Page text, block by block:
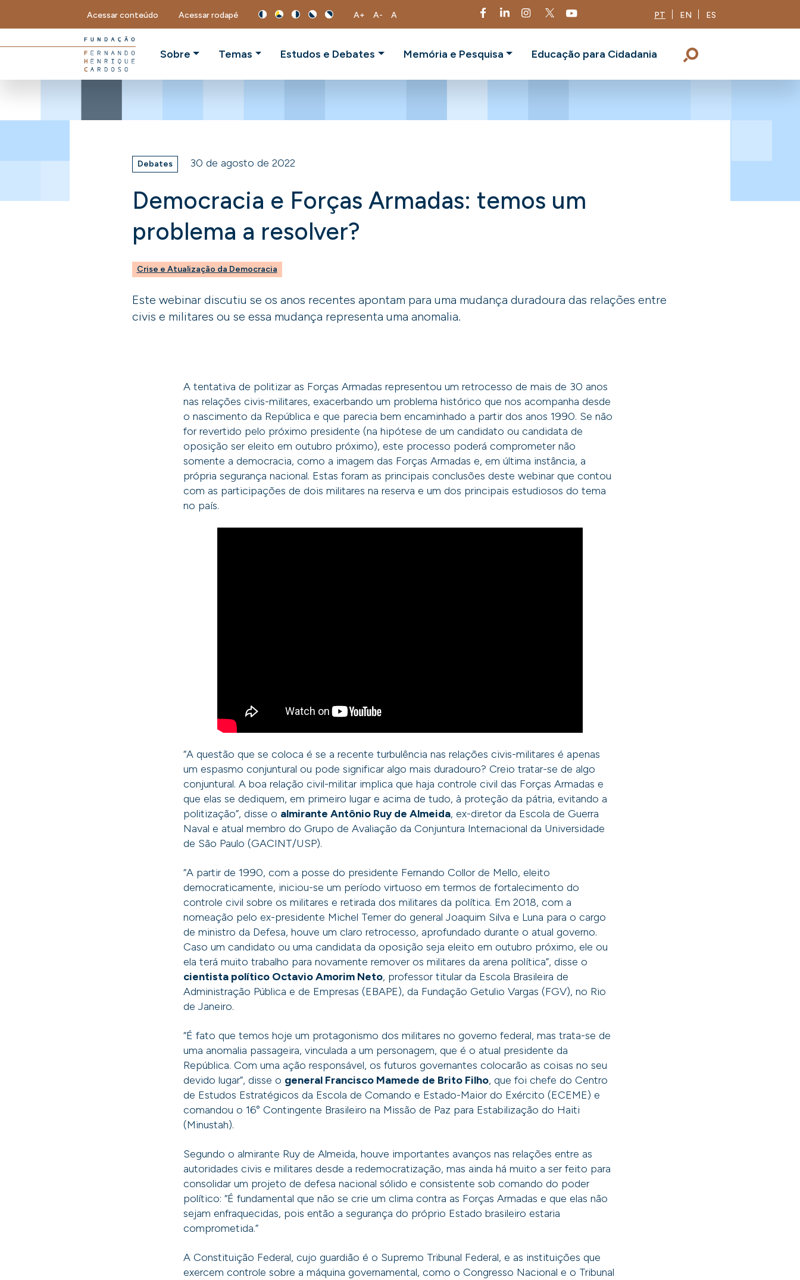
Acessar conteúdo Acessar rodapé A+ A- A PT EN ES
Sobre Temas Estudos e Debates Memória e Pesquisa Educação para Cidadania
Debates 30 de agosto de 2022
Democracia e Forças Armadas: temos um
problema a resolver?
Crise e Atualização da Democracia
Este webinar discutiu se os anos recentes apontam para uma mudança duradoura das relações entre
civis e militares ou se essa mudança representa uma anomalia.
A tentativa de politizar as Forças Armadas representou um retrocesso de mais de 30 anos
nas relações civis-militares, exacerbando um problema histórico que nos acompanha desde
o nascimento da República e que parecia bem encaminhado a partir dos anos 1990. Se não
for revertido pelo próximo presidente (na hipótese de um candidato ou candidata de
oposição ser eleito em outubro próximo), este processo poderá comprometer não
somente a democracia, como a imagem das Forças Armadas e, em última instância, a
própria segurança nacional. Estas foram as principais conclusões deste webinar que contou
com as participações de dois militares na reserva e um dos principais estudiosos do tema
no país.
“A questão que se coloca é se a recente turbulência nas relações civis-militares é apenas
um espasmo conjuntural ou pode significar algo mais duradouro? Creio tratar-se de algo
conjuntural. A boa relação civil-militar implica que haja controle civil das Forças Armadas e
que elas se dediquem, em primeiro lugar e acima de tudo, à proteção da pátria, evitando a
politização”, disse o almirante Antônio Ruy de Almeida, ex-diretor da Escola de Guerra
Naval e atual membro do Grupo de Avaliação da Conjuntura Internacional da Universidade
de São Paulo (GACINT/USP).
“A partir de 1990, com a posse do presidente Fernando Collor de Mello, eleito
democraticamente, iniciou-se um período virtuoso em termos de fortalecimento do
controle civil sobre os militares e retirada dos militares da política. Em 2018, com a
nomeação pelo ex-presidente Michel Temer do general Joaquim Silva e Luna para o cargo
de ministro da Defesa, houve um claro retrocesso, aprofundado durante o atual governo.
Caso um candidato ou uma candidata da oposição seja eleito em outubro próximo, ele ou
ela terá muito trabalho para novamente remover os militares da arena política”, disse o
cientista político Octavio Amorim Neto, professor titular da Escola Brasileira de
Administração Pública e de Empresas (EBAPE), da Fundação Getulio Vargas (FGV), no Rio
de Janeiro.
“É fato que temos hoje um protagonismo dos militares no governo federal, mas trata-se de
uma anomalia passageira, vinculada a um personagem, que é o atual presidente da
República. Com uma ação responsável, os futuros governantes colocarão as coisas no seu
devido lugar”, disse o general Francisco Mamede de Brito Filho, que foi chefe do Centro
de Estudos Estratégicos da Escola de Comando e Estado-Maior do Exército (ECEME) e
comandou o 16° Contingente Brasileiro na Missão de Paz para Estabilização do Haiti
(Minustah).
Segundo o almirante Ruy de Almeida, houve importantes avanços nas relações entre as
autoridades civis e militares desde a redemocratização, mas ainda há muito a ser feito para
consolidar um projeto de defesa nacional sólido e consistente sob comando do poder
político: “É fundamental que não se crie um clima contra as Forças Armadas e que elas não
sejam enfraquecidas, pois então a segurança do próprio Estado brasileiro estaria
comprometida.”
A Constituição Federal, cujo guardião é o Supremo Tribunal Federal, e as instituições que
exercem controle sobre a máquina governamental, como o Congresso Nacional e o Tribunal